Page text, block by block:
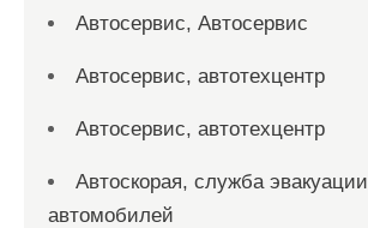
Автосервис, Автосервис
Автосервис, автотехцентр
Автосервис, автотехцентр
Автоскорая, служба эвакуации
автомобилей